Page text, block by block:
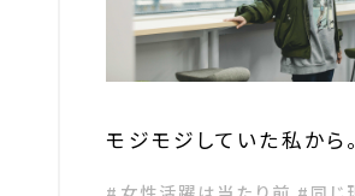
モジモジしていた私から。